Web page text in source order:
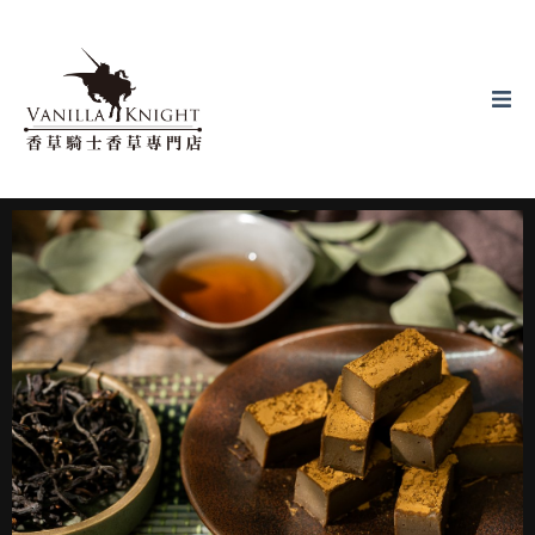
線上購買
購物須知
最新消息
門市菜單
門市資訊